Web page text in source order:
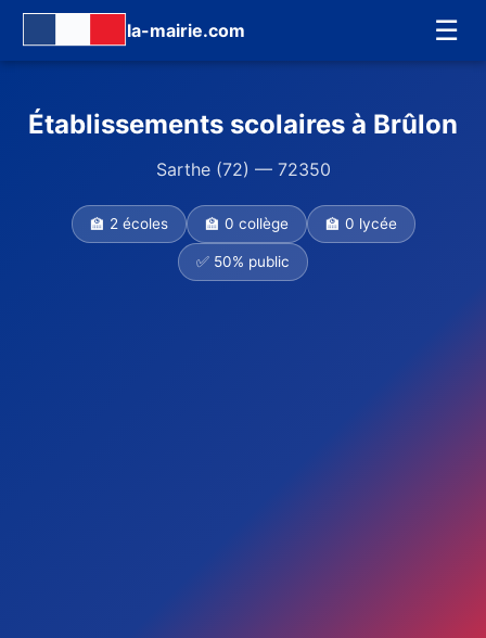
la-mairie.com ☰
Établissements scolaires à Brûlon
Sarthe (72) — 72350
🏫 2 écoles 🏫 0 collège 🏫 0 lycée
✅ 50% public